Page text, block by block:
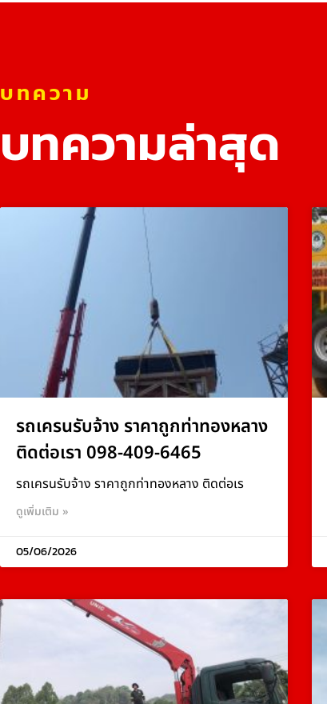
บทความ
บทความล่าสุด
รถเครนรับจ้าง ราคาถูกท่าทองหลาง
ติดต่อเรา 098-409-6465
รถเครนรับจ้าง ราคาถูกท่าทองหลาง ติดต่อเร
ดูเพิ่มเติม »
05/06/2026